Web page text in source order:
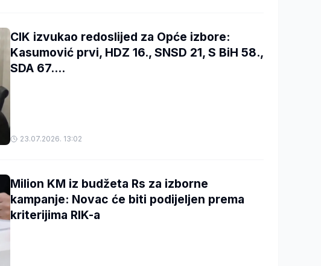
CIK izvukao redoslijed za Opće izbore:
Kasumović prvi, HDZ 16., SNSD 21, S BiH 58.,
SDA 67....
23.07.2026. 13:02
Milion KM iz budžeta Rs za izborne
kampanje: Novac će biti podijeljen prema
kriterijima RIK-a